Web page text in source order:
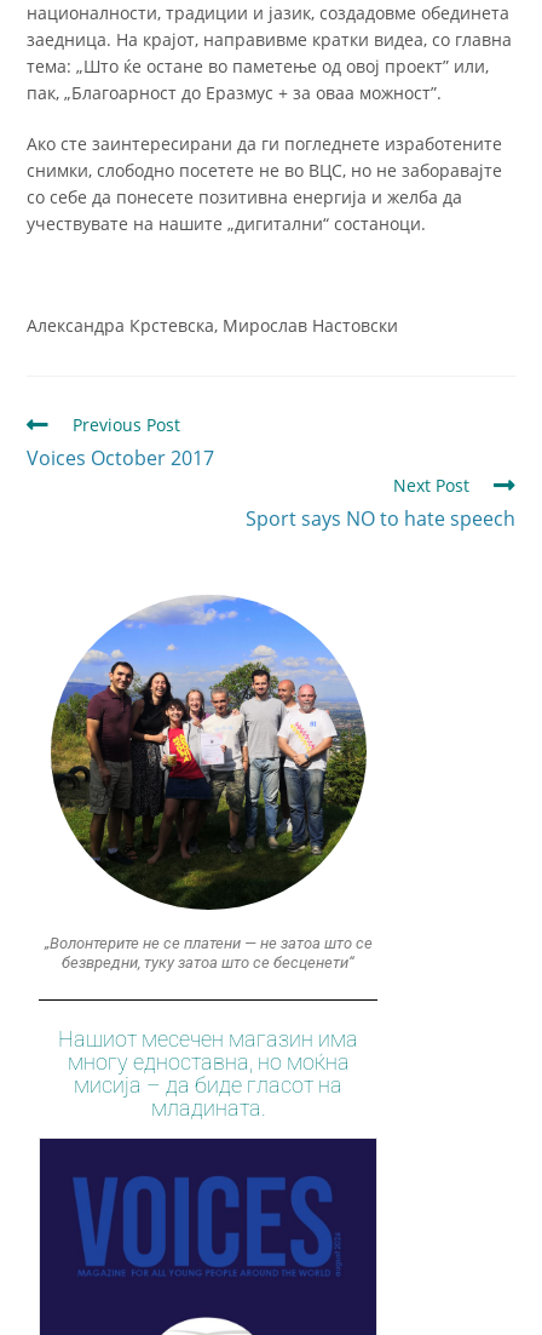
националности, традиции и јазик, создадовме обединета
заедница. На крајот, направивме кратки видеа, со главна
тема: „Што ќе остане во паметење од овој проект” или,
пак, „Благоарност до Еразмус + за оваа можност”.
Ако сте заинтересирани да ги погледнете изработените
снимки, слободно посетете не во ВЦС, но не заборавајте
со себе да понесете позитивна енергија и желба да
учествувате на нашите „дигитални“ состаноци.
Александра Крстевска, Мирослав Настовски
Previous Post
Voices October 2017
Next Post
Sport says NO to hate speech
„Волонтерите не се платени — не затоа што се
безвредни, туку затоа што се бесценети“
Нашиот месечен магазин има
многу едноставна, но моќна
мисија – да биде гласот на
младината.